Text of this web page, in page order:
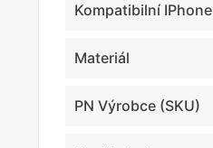
Kompatibilní IPhone
Materiál
PN Výrobce (SKU)